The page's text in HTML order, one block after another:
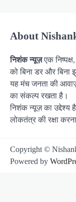
About
निशंक न्यूज़एक
को बिना डर और
यह मंच जनता की
का संकल्प रखता है।
निशंक न्यूज़ का उद्देश्य
लोकतंत्र की रक्षा
Copyright ©
Powered by